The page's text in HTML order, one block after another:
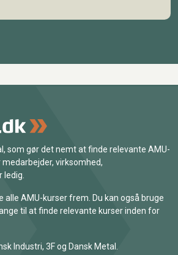
som gør det nemt at finde relevante AMU-
virksomhed,
alle AMU-kurser frem. Du kan også bruge
til at finde relevante kurser inden for
Industri, 3F og Dansk Metal.